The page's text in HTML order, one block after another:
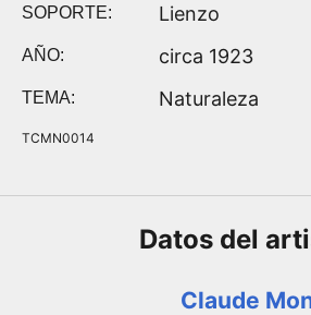
SOPORTE: Lienzo
AÑO: circa 1923
TEMA: Naturaleza
TCMN0014
Datos del
Claude